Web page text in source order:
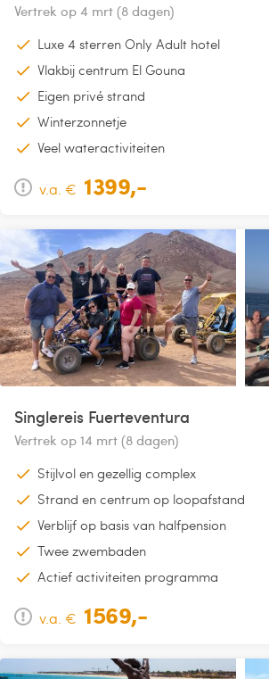
Vertrek op 4 mrt (8 dagen)
Luxe 4 sterren Only Adult hotel
Vlakbij centrum El Gouna
Eigen privé strand
Winterzonnetje
Veel wateractiviteiten
v.a. € 1399,-
Singlereis Fuerteventura
Vertrek op 14 mrt (8 dagen)
Stijlvol en gezellig complex
Strand en centrum op loopafstand
Verblijf op basis van halfpension
Twee zwembaden
Actief activiteiten programma
v.a. € 1569,-